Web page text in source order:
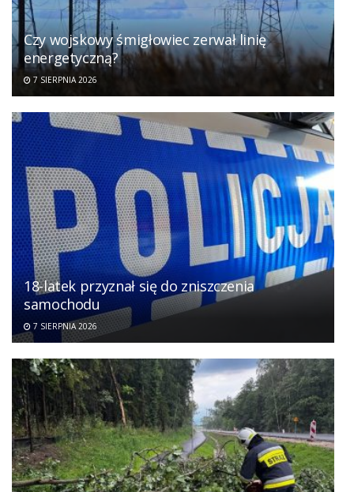
Czy wojskowy śmigłowiec zerwał linię
energetyczną?
7 SIERPNIA 2026
18-latek przyznał się do zniszczenia
samochodu
7 SIERPNIA 2026